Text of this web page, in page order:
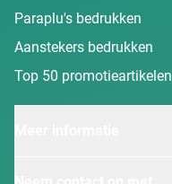
Paraplu's bedrukken
Aanstekers bedrukken
Top 50 promotieartikelen